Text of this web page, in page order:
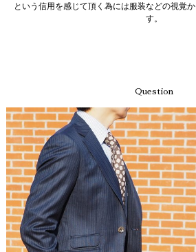
という信用を感じて頂く為には服装などの視覚
す。
Question